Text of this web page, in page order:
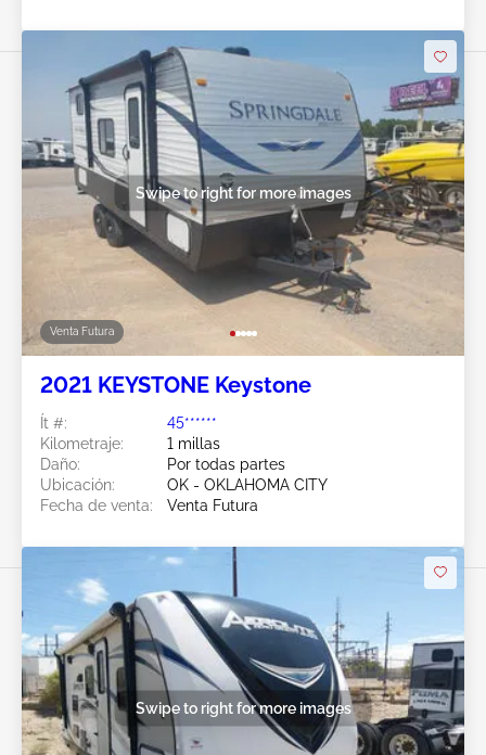
Venta Futura
Swipe to right for more images
2021 KEYSTONE Keystone
Ít #:
45******
Kilometraje:
1 millas
Daño:
Por todas partes
Ubicación:
OK - OKLAHOMA CITY
Fecha de venta:
Venta Futura
Swipe to right for more images